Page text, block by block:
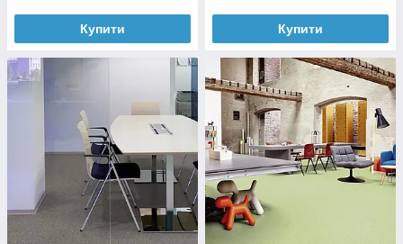
Купити Купити